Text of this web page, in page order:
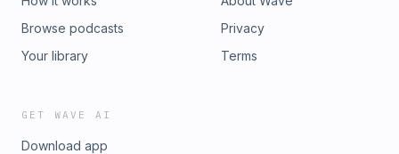
Browse podcasts
Your library
Privacy
Terms
GET WAVE AI
Download app